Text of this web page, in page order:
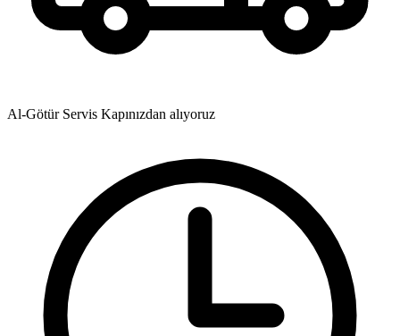
Al-Götür Servis Kapınızdan alıyoruz